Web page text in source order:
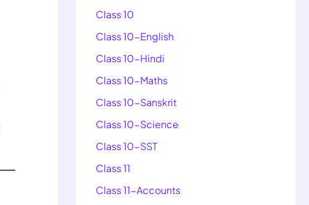
Class 10
Class 10-English
Class 10-Hindi
Class 10-Maths
Class 10-Sanskrit
Class 10-Science
Class 10-SST
Class 11
Class 11-Accounts